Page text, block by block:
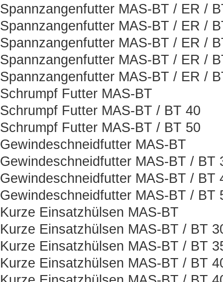
Spannzangenfutter MAS-BT / ER /
Spannzangenfutter MAS-BT / ER /
Spannzangenfutter MAS-BT / ER /
Spannzangenfutter MAS-BT / ER /
Spannzangenfutter MAS-BT / ER /
Schrumpf Futter MAS-BT
Schrumpf Futter MAS-BT / BT 40
Schrumpf Futter MAS-BT / BT 50
Gewindeschneidfutter MAS-BT
Gewindeschneidfutter MAS-BT / BT
Gewindeschneidfutter MAS-BT / BT
Gewindeschneidfutter MAS-BT / BT
Kurze Einsatzhülsen MAS-BT
Kurze Einsatzhülsen MAS-BT / BT
Kurze Einsatzhülsen MAS-BT / BT
Kurze Einsatzhülsen MAS-BT / BT